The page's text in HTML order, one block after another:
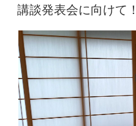
の
か
条”
の
稿
日:
講談発表会に向けて！